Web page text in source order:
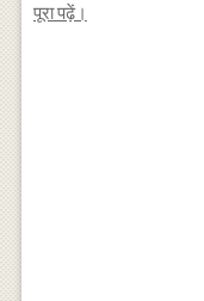
पूरा पढ़ें।